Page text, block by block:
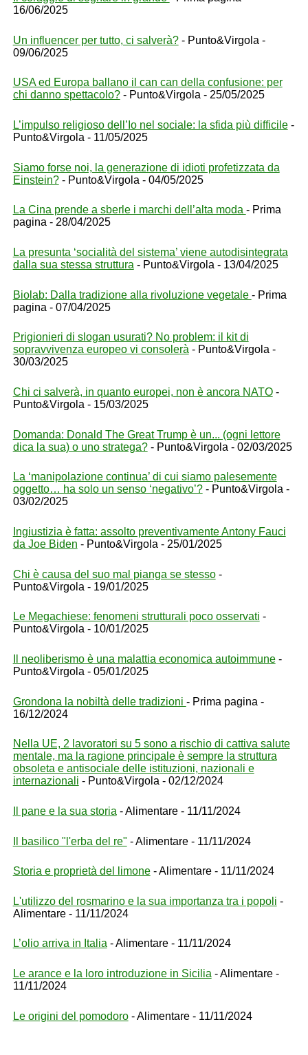
16/06/2025
Un influencer per tutto, ci salverà?- Punto&Virgola -
09/06/2025
USA ed Europa ballano il can can della confusione: per
chi danno spettacolo?- Punto&Virgola - 25/05/2025
L’impulso religioso dell’Io nel sociale: la sfida più difficile-
Punto&Virgola - 11/05/2025
Siamo forse noi, la generazione di idioti profetizzata da
Einstein?- Punto&Virgola - 04/05/2025
La Cina prende a sberle i marchi dell’alta moda - Prima
pagina - 28/04/2025
La presunta ‘socialità del sistema’ viene autodisintegrata
dalla sua stessa struttura - Punto&Virgola - 13/04/2025
Biolab: Dalla tradizione alla rivoluzione vegetale - Prima
pagina - 07/04/2025
Prigionieri di slogan usurati? No problem: il kit di
sopravvivenza europeo vi consolerà - Punto&Virgola -
30/03/2025
Chi ci salverà, in quanto europei, non è ancora NATO-
Punto&Virgola - 15/03/2025
Domanda: Donald The Great Trump è un... (ogni lettore
dica la sua) o uno stratega?- Punto&Virgola - 02/03/2025
La ‘manipolazione continua’ di cui siamo palesemente
oggetto… ha solo un senso ‘negativo’?- Punto&Virgola -
03/02/2025
Ingiustizia è fatta: assolto preventivamente Antony Fauci
da Joe Biden - Punto&Virgola - 25/01/2025
Chi è causa del suo mal pianga se stesso-
Punto&Virgola - 19/01/2025
Le Megachiese: fenomeni strutturali poco osservati -
Punto&Virgola - 10/01/2025
Il neoliberismo è una malattia economica autoimmune-
Punto&Virgola - 05/01/2025
Grondona la nobiltà delle tradizioni - Prima pagina -
16/12/2024
Nella UE, 2 lavoratori su 5 sono a rischio di cattiva salute
mentale, ma la ragione principale è sempre la struttura
obsoleta e antisociale delle istituzioni, nazionali e
internazionali - Punto&Virgola - 02/12/2024
Il pane e la sua storia - Alimentare - 11/11/2024
Il basilico "l'erba del re" - Alimentare - 11/11/2024
Storia e proprietà del limone- Alimentare - 11/11/2024
L'utilizzo del rosmarino e la sua importanza tra i popoli -
Alimentare - 11/11/2024
L’olio arriva in Italia- Alimentare - 11/11/2024
Le arance e la loro introduzione in Sicilia - Alimentare -
11/11/2024
Le origini del pomodoro- Alimentare - 11/11/2024